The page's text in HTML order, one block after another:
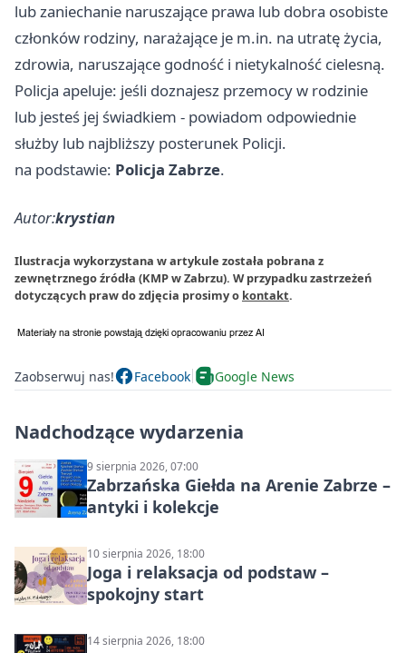
lub zaniechanie naruszające prawa lub dobra osobiste
członków rodziny, narażające je m.in. na utratę życia,
zdrowia, naruszające godność i nietykalność cielesną.
Policja apeluje: jeśli doznajesz przemocy w rodzinie
lub jesteś jej świadkiem - powiadom odpowiednie
służby lub najbliższy posterunek Policji.
na podstawie: Policja Zabrze.
Autor:krystian
Ilustracja wykorzystana w artykule została pobrana z
zewnętrznego źródła (KMP w Zabrzu). W przypadku zastrzeżeń
dotyczących praw do zdjęcia prosimy o kontakt.
Zaobserwuj nas! Facebook Google News
Nadchodzące wydarzenia
9 sierpnia 2026, 07:00
Zabrzańska Giełda na Arenie Zabrze –
antyki i kolekcje
10 sierpnia 2026, 18:00
Joga i relaksacja od podstaw –
spokojny start
14 sierpnia 2026, 18:00